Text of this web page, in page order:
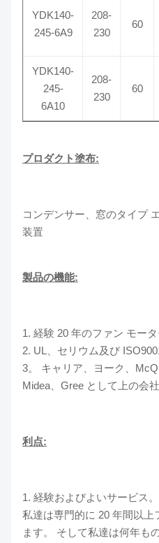
YDK140-
245-6A9
208-
230
60
YDK140-
245-
6A10
208-
230
60
プロダクト塗布:
コンデンサー、窓のタイプ
装置
製品の機能:
1. 経験 20 年のファン モータ
2. UL、セリウム及び
3。 キャリア、ヨーク、
Midea、Gree として上の会社
利点:
1. 経験およびよいサービス。
私達は専門的に 20 年間以上
ます。 そして私達は何年も